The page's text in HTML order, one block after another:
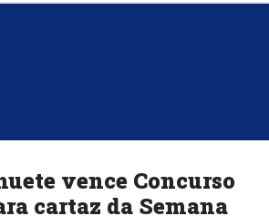
vence Concurso
cartaz da Semana